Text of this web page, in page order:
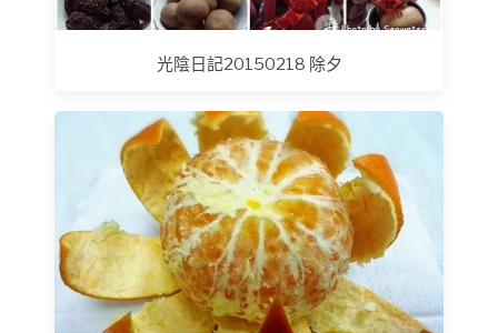
光陰日記20150218 除夕